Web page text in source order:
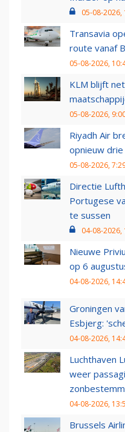
05-08-2026,
Transavia
route vanaf
05-08-2026,
KLM blijft
05-08-2026,
Riyadh Air
opnieuw
05-08-2026,
Directie
Portugese
te sussen
04-08-2026,
Nieuwe
op 6
04-08-2026,
Groningen
Esbjerg:
04-08-2026,
Luchthaven
weer
04-08-2026,
Brussels